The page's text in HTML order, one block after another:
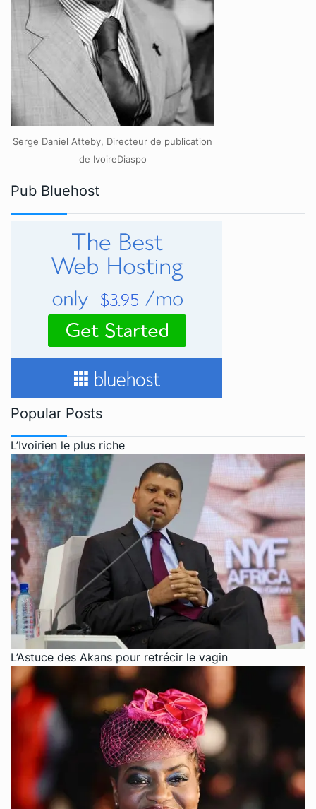
Serge Daniel Atteby, Directeur de publication
de IvoireDiaspo
Pub Bluehost
Popular Posts
L’Ivoirien le plus riche
L’Astuce des Akans pour retrécir le vagin